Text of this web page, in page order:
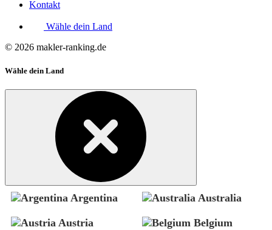
Kontakt
Wähle dein Land
© 2026 makler-ranking.de
Wähle dein Land
Argentina Australia
Austria Belgium